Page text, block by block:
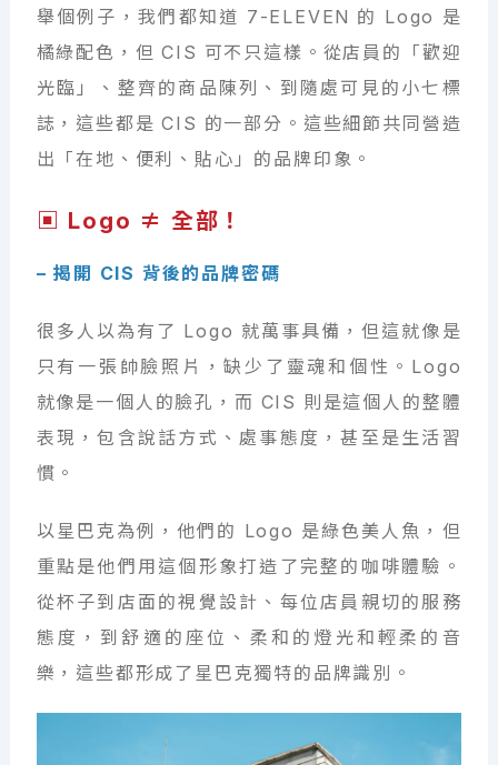
舉個例子，我們都知道 7-ELEVEN 的 Logo 是
橘綠配色，但 CIS 可不只這樣。從店員的「歡迎
光臨」、整齊的商品陳列、到隨處可見的小七標
誌，這些都是 CIS 的一部分。這些細節共同營造
出「在地、便利、貼心」的品牌印象。
▣ Logo ≠ 全部！
– 揭開 CIS 背後的品牌密碼
很多人以為有了 Logo 就萬事具備，但這就像是
只有一張帥臉照片，缺少了靈魂和個性。Logo
就像是一個人的臉孔，而 CIS 則是這個人的整體
表現，包含說話方式、處事態度，甚至是生活習
慣。
以星巴克為例，他們的 Logo 是綠色美人魚，但
重點是他們用這個形象打造了完整的咖啡體驗。
從杯子到店面的視覺設計、每位店員親切的服務
態度，到舒適的座位、柔和的燈光和輕柔的音
樂，這些都形成了星巴克獨特的品牌識別。